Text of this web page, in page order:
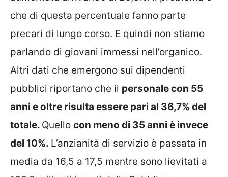
che di questa percentuale fanno parte
precari di lungo corso. E quindi non stiamo
parlando di giovani immessi nell’organico.
Altri dati che emergono sui dipendenti
pubblici riportano che il personale con 55
anni e oltre risulta essere pari al 36,7% del
totale. Quello con meno di 35 anni è invece
del 10%. L’anzianità di servizio è passata in
media da 16,5 a 17,5 mentre sono lievitati a